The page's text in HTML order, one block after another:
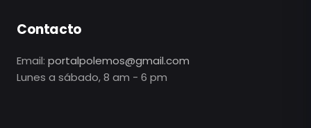
Contacto
Email: portalpolemos@gmail.com
Lunes a sábado, 8 am - 6 pm